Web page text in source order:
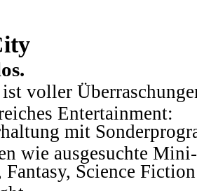
voller
Entertainment:
mit
wie ausgesuchte
Fantasy, Science